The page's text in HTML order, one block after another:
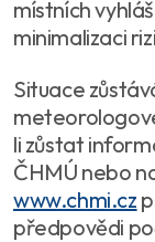
místních
minimalizaci
Situace
li zůstat
ČHMÚ nebo
www.chmi.cz
předpovědi